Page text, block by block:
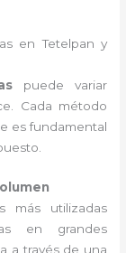
en Tetelpan y
puede variar
Cada método
es fundamental
más utilizadas
en grandes
a través de una